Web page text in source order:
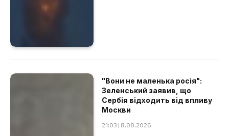
"Вони не маленька росія":
Зеленський заявив, що
Сербія відходить від впливу
Москви
21:03 | 8.08.2026